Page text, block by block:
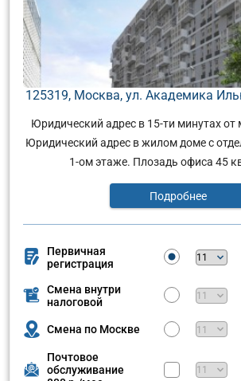
125319, Москва, ул. Академика
Юридический адрес в 15-ти минутах от
Юридический адрес в жилом доме с
1-ом этаже. Плозадь офиса 45
Подробнее
Первичная
регистрация
Смена внутри
налоговой
Смена по Москве
Почтовое
обслуживание